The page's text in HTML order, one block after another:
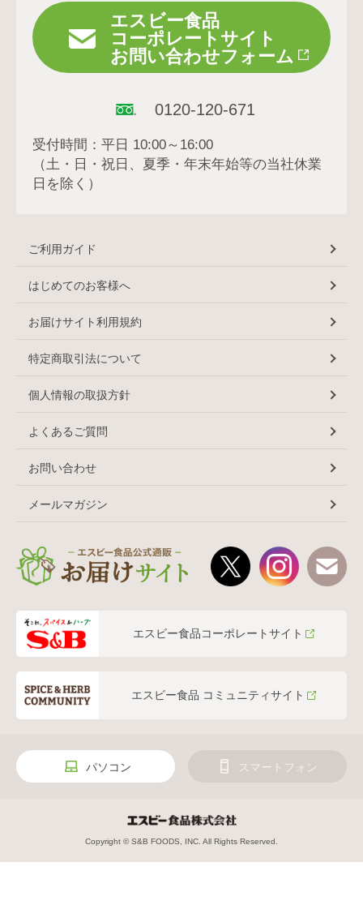
エスビー食品
コーポレートサイト
お問い合わせフォーム
0120-120-671
受付時間：平日 10:00～16:00
（土・日・祝日、夏季・年末年始等の当社休業
日を除く）
ご利用ガイド
はじめてのお客様へ
お届けサイト利用規約
特定商取引法について
個人情報の取扱方針
よくあるご質問
お問い合わせ
メールマガジン
エスビー食品コーポレートサイト
エスビー食品 コミュニティサイト
パソコン スマートフォン
Copyright © S&B FOODS, INC. All Rights Reserved.